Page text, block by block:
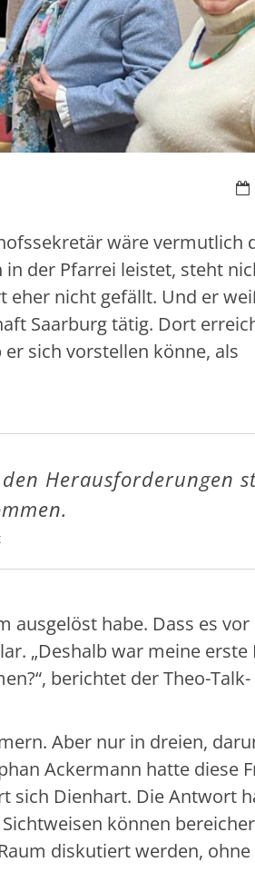
wäre vermutlich
in der Pfarrei leistet, steht
eher nicht gefällt. Und er
Saarburg tätig. Dort
sich vorstellen könne, als
Herausforderungen
ausgelöst habe. Dass es
„Deshalb war meine erste
berichtet der Theo-Talk-
Aber nur in dreien,
Ackermann hatte diese
sich Dienhart. Die Antwort
können
diskutiert werden,